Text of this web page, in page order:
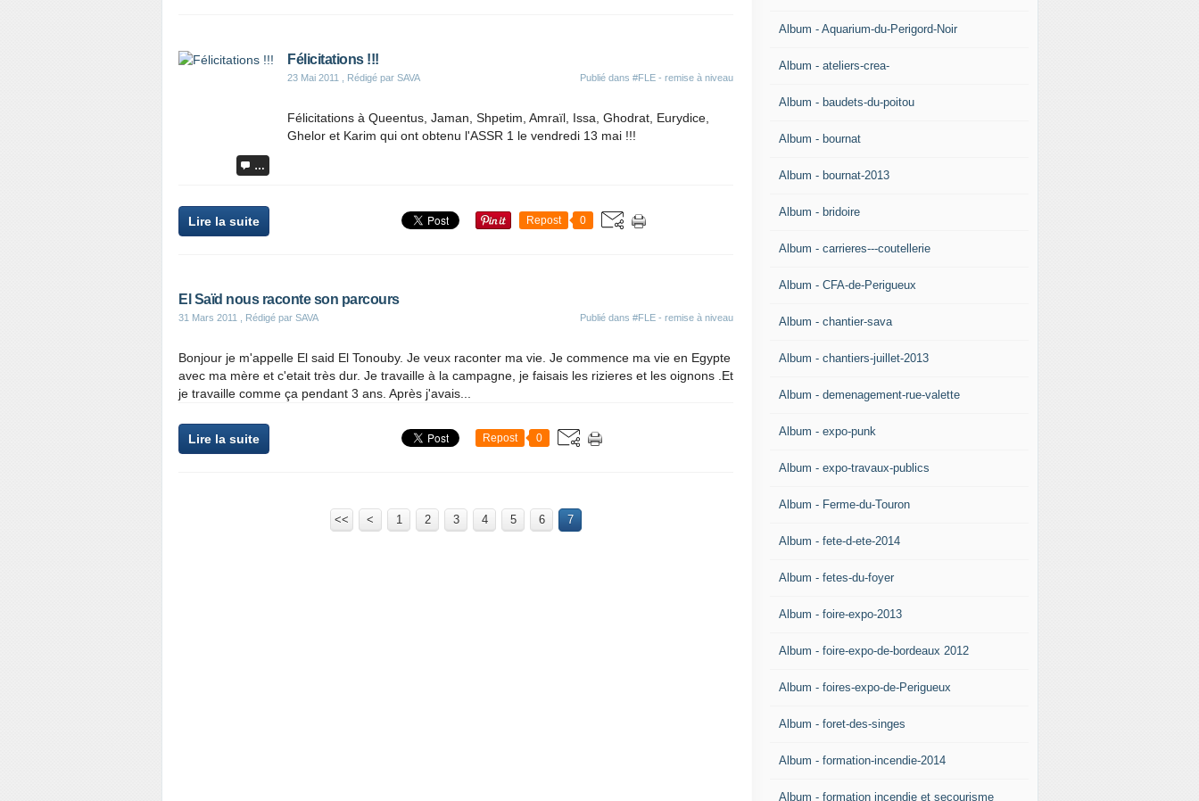
…
Félicitations !!!
23 Mai 2011 , Rédigé par SAVA Publié dans #FLE - remise à niveau
Félicitations à Queentus, Jaman, Shpetim, Amraïl, Issa, Ghodrat, Eurydice,
Ghelor et Karim qui ont obtenu l'ASSR 1 le vendredi 13 mai !!!
Lire la suite Repost 0
El Saïd nous raconte son parcours
31 Mars 2011 , Rédigé par SAVA Publié dans #FLE - remise à niveau
Bonjour je m'appelle El said El Tonouby. Je veux raconter ma vie. Je commence ma vie en Egypte
avec ma mère et c'etait très dur. Je travaille à la campagne, je faisais les rizieres et les oignons .Et
je travaille comme ça pendant 3 ans. Après j'avais...
Lire la suite Repost 0
<< < 1 2 3 4 5 6 7
Album - Aquarium-du-Perigord-Noir
Album - ateliers-crea-
Album - baudets-du-poitou
Album - bournat
Album - bournat-2013
Album - bridoire
Album - carrieres---coutellerie
Album - CFA-de-Perigueux
Album - chantier-sava
Album - chantiers-juillet-2013
Album - demenagement-rue-valette
Album - expo-punk
Album - expo-travaux-publics
Album - Ferme-du-Touron
Album - fete-d-ete-2014
Album - fetes-du-foyer
Album - foire-expo-2013
Album - foire-expo-de-bordeaux 2012
Album - foires-expo-de-Perigueux
Album - foret-des-singes
Album - formation-incendie-2014
Album - formation incendie et secourisme